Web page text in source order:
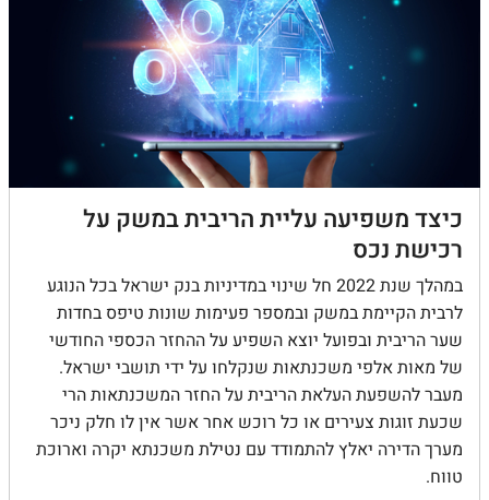
כיצד משפיעה עליית הריבית במשק על
רכישת נכס
במהלך שנת 2022 חל שינוי במדיניות בנק ישראל בכל הנוגע
לרבית הקיימת במשק ובמספר פעימות שונות טיפס בחדות
שער הריבית ובפועל יוצא השפיע על ההחזר הכספי החודשי
של מאות אלפי משכנתאות שנקלחו על ידי תושבי ישראל.
מעבר להשפעת העלאת הריבית על החזר המשכנתאות הרי
שכעת זוגות צעירים או כל רוכש אחר אשר אין לו חלק ניכר
מערך הדירה יאלץ להתמודד עם נטילת משכנתא יקרה וארוכת
טווח.